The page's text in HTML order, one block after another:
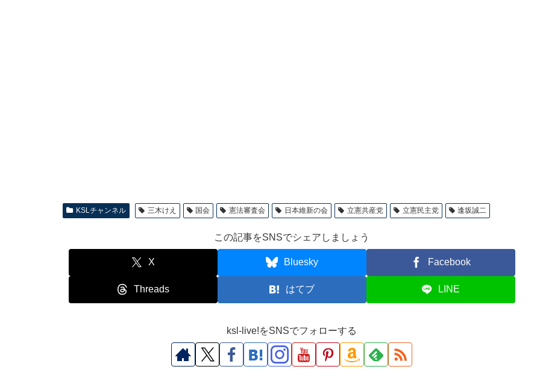
KSLチャンネル 三木けえ 国会 憲法審査会 日本維新の会 立憲共産党 立憲民主党 逢坂誠二
この記事をSNSでシェアしましょう
X Bluesky Facebook
Threads はてブ LINE
ksl-live!をSNSでフォローする